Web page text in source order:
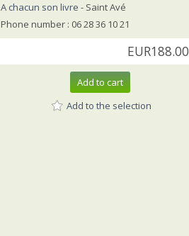
A chacun son livre - Saint Avé
Phone number : 06 28 36 10 21
EUR188.00
Add to cart
Add to the selection